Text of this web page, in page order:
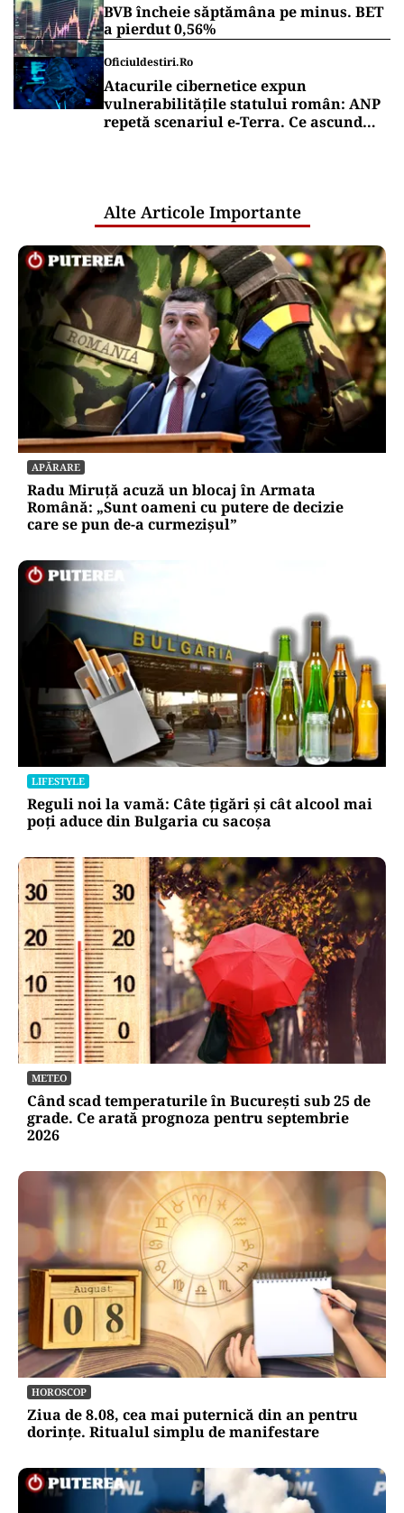
BVB încheie săptămâna pe minus. BET
a pierdut 0,56%
Oficiuldestiri.ro
Atacurile cibernetice expun
vulnerabilitățile statului român: ANP
repetă scenariul e‑Terra. Ce ascund
Alte Articole Importante
APĂRARE
Radu Miruță acuză un blocaj în Armata
Română: „Sunt oameni cu putere de decizie
care se pun de-a curmezișul”
LIFESTYLE
Reguli noi la vamă: Câte țigări și cât alcool mai
poți aduce din Bulgaria cu sacoșa
METEO
Când scad temperaturile în București sub 25 de
grade. Ce arată prognoza pentru septembrie
2026
HOROSCOP
Ziua de 8.08, cea mai puternică din an pentru
dorințe. Ritualul simplu de manifestare